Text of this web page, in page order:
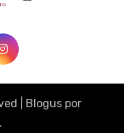
Blogus por